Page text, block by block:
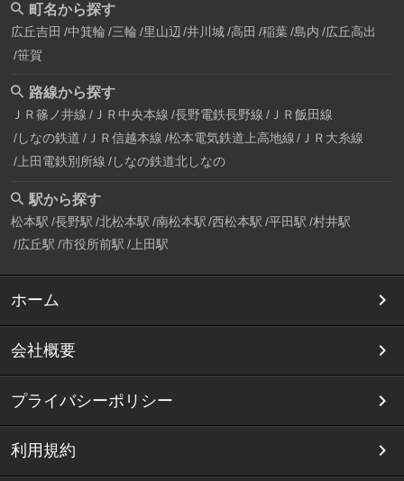
町名から探す
広丘吉田 中箕輪 三輪 里山辺 井川城 高田 稲葉 島内 広丘高出
笹賀
路線から探す
ＪＲ篠ノ井線 ＪＲ中央本線 長野電鉄長野線 ＪＲ飯田線
しなの鉄道 ＪＲ信越本線 松本電気鉄道上高地線
ＪＲ大糸線
上田電鉄別所線 しなの鉄道北しなの
駅から探す
松本駅 長野駅 北松本駅 南松本駅 西松本駅 平田駅 村井駅
広丘駅 市役所前駅 上田駅
ホーム
会社概要
プライバシーポリシー
利用規約